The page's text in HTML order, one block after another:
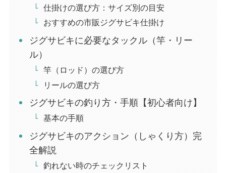
仕掛けの選び方：サイズ別の目安
おすすめの市販ジグサビキ仕掛け
ジグサビキに必要なタックル（竿・リー
ル）
竿（ロッド）の選び方
リールの選び方
ジグサビキの釣り方・手順【初心者向け】
基本の手順
ジグサビキのアクション（しゃくり方）完
全解説
釣れない時のチェックリスト